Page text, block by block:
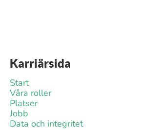
Karriärsida
Start
Våra roller
Platser
Jobb
Data och integritet